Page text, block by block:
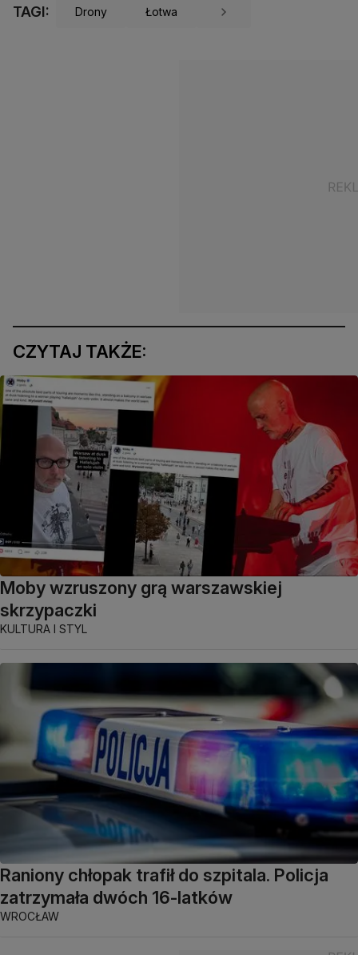
TAGI: Drony Łotwa
CZYTAJ TAKŻE:
Moby wzruszony grą warszawskiej
skrzypaczki
KULTURA I STYL
Raniony chłopak trafił do szpitala. Policja
zatrzymała dwóch 16-latków
WROCŁAW